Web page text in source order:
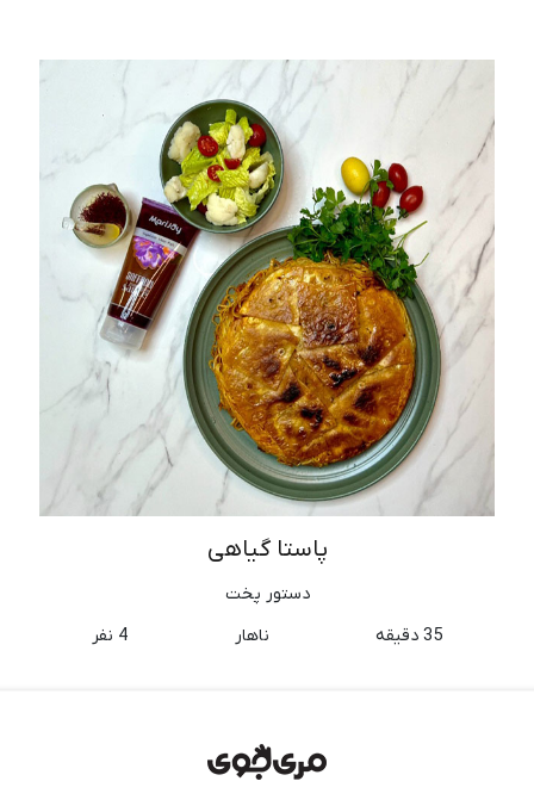
پاستا گیاهی
دستور پخت
35 دقیقه
ناهار 4 نفر